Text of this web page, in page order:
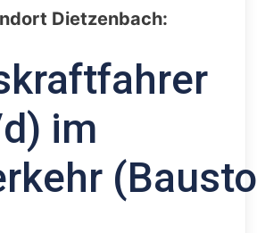
Dietzenbach:
im